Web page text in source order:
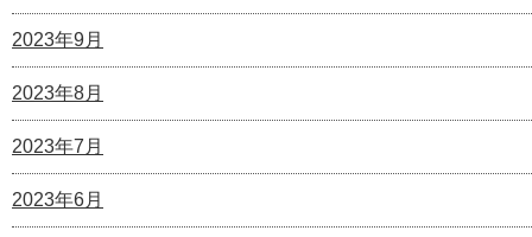
2023年9月
2023年8月
2023年7月
2023年6月